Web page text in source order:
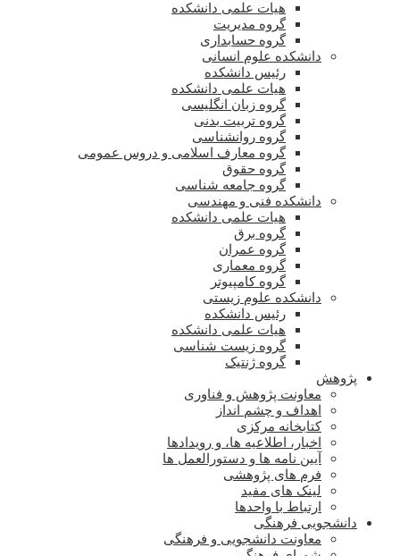
هیات علمی دانشکده
گروه مدیریت
گروه حسابداری
دانشکده علوم انسانی
رئیس دانشکده
هیات علمی دانشکده
گروه زبان انگلیسی
گروه تربیت بدنی
گروه روانشناسی
گروه معارف اسلامی و دروس عمومی
گروه حقوق
گروه جامعه شناسی
دانشکده فنی و مهندسی
هیات علمی دانشکده
گروه برق
گروه عمران
گروه معماری
گروه کامپیوتر
دانشکده علوم زیستی
رئیس دانشکده
هیات علمی دانشکده
گروه زیست شناسی
گروه ژنتیک
پژوهش
معاونت پژوهش و فناوری
اهداف و چشم انداز
کتابخانه مرکزی
اخبار، اطلاعیه ها، و رویدادها
آیین نامه ها و دستورالعمل ها
فرم های پژوهشی
لینک های مفید
ارتباط با واحدها
دانشجویی فرهنگی
معاونت دانشجویی و فرهنگی